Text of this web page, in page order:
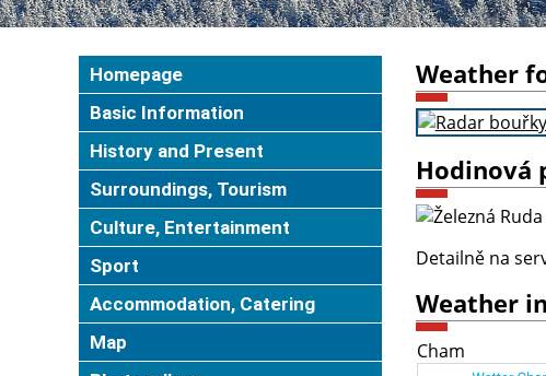
Homepage
Basic Information
History and Present
Surroundings, Tourism
Culture, Entertainment
Sport
Accommodation, Catering
Map
Weather
Hodinová
Detailně na
Weather
Cham